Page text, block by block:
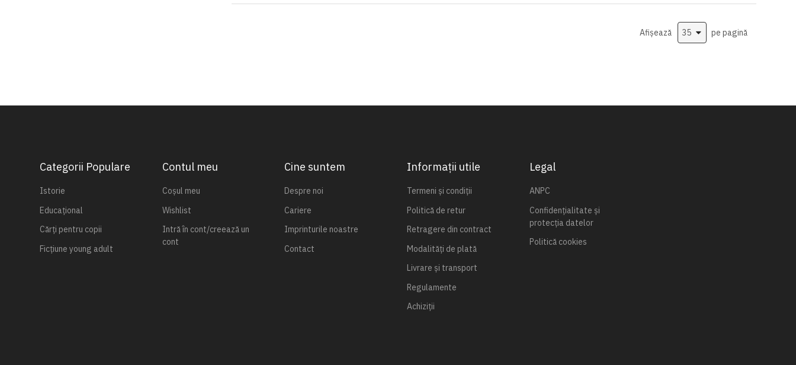
de
Afișează
pe pagină
Categorii Populare
Istorie
Educațional
Cărți pentru copii
Ficțiune young adult
Contul meu
Coșul meu
Wishlist
Intră în cont/creează un
cont
Cine suntem
Despre noi
Cariere
Imprinturile noastre
Contact
Informații utile
Termeni și condiții
Politică de retur
Retragere din contract
Modalități de plată
Livrare și transport
Regulamente
Achiziții
Legal
ANPC
Confidențialitate și
protecția datelor
Politică cookies